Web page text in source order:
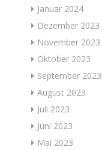
Januar 2024
Dezember 2023
November 2023
Oktober 2023
September 2023
August 2023
Juli 2023
Juni 2023
Mai 2023